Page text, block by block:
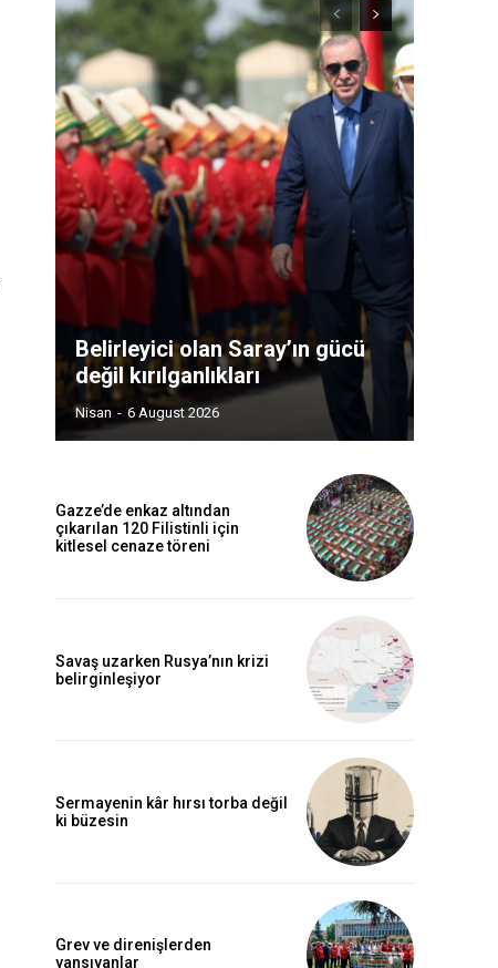
Belirleyici olan Saray’ın gücü
değil kırılganlıkları
Nisan - 6 August 2026
Gazze’de enkaz altından
çıkarılan 120 Filistinli için
kitlesel cenaze töreni
Savaş uzarken Rusya’nın krizi
belirginleşiyor
Sermayenin kâr hırsı torba değil
ki büzesin
Grev ve direnişlerden
yansıyanlar